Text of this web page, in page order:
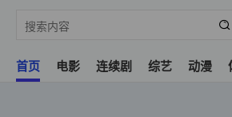
首页 电影 连续剧 综艺 动漫